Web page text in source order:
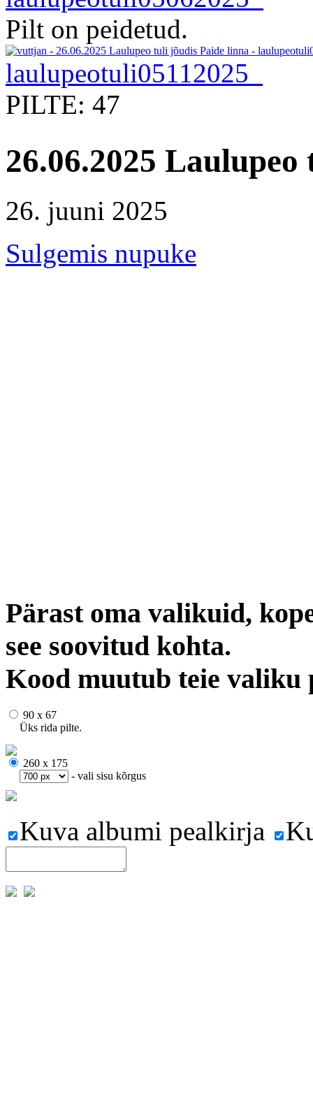
Pilt on peidetud.
laulupeotuli05112025
PILTE: 47
26.06.2025
26. juuni 2025
Sulgemis nupuke
Pärast oma valikuid,
see soovitud kohta.
Kood muutub teie valiku
90 x 67
Üks rida pilte.
260 x 175
- vali sisu kõrgus
Kuva albumi pealkirja